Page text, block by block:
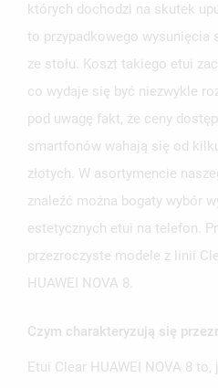
których dochodzi na skutek
to przypadkowego wysunięcia
ze stołu. Koszt takiego etui
co wydaje się być niezwykle
pod uwagę fakt, że ceny
smartfonów wahają się od
złotych. W asortymencie
znaleźć można bogaty wybór
estetycznych etui na telefon.
przezroczyste modele z linii
HUAWEI NOVA 8.
Czym charakteryzują się
Etui Clear HUAWEI NOVA 8